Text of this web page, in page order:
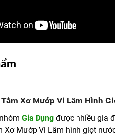
Xơ Mướp Vi Lâm Hình
Gia Dụng được nhiều gia
Xơ Mướp Vi Lâm hình giọt